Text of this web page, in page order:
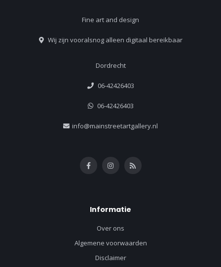
Fine art and design
Wij zijn vooralsnog alleen digitaal bereikbaar
Dordrecht
06-42426403
06-42426403
info@mainstreetartgallery.nl
Informatie
Over ons
Algemene voorwaarden
Disclaimer